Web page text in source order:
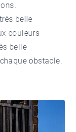
belle
couleurs
belle
obstacle.